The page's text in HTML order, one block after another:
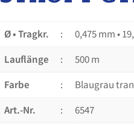
Ø • Tragkr.
0,475 mm •
Lauflänge
500 m
Farbe
Blaugrau
Art.-Nr.
6547